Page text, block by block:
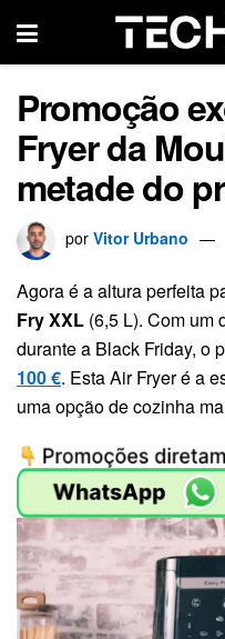
Promoção
Fryer da
metade do
por Vitor Urbano
Agora é a altura perfeita
Fry XXL (6,5 L). Com um
durante a Black Friday, o
100 €. Esta Air Fryer é a
uma opção de cozinha